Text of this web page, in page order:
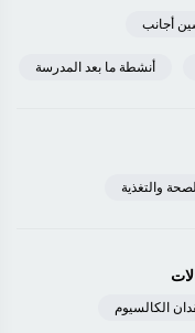
أجانب
أنشطة ما بعد المدرسة
الصحة والتغذية
الكالسيوم